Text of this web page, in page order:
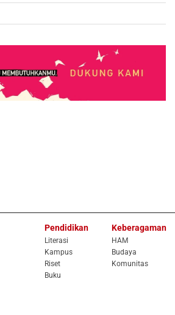
Pendidikan
Literasi
Kampus
Riset
Buku
Keberagaman
HAM
Budaya
Komunitas